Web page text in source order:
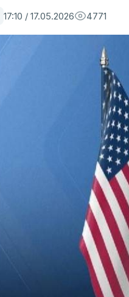
17:10 / 17.05.2026 4771